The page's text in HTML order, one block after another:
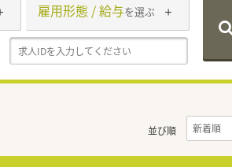
雇用形態 / 給与を選ぶ
並び順